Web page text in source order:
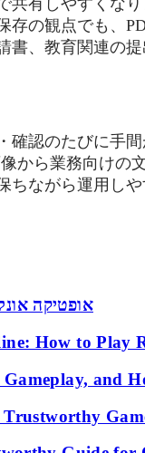
の観点でも、
、教育関連の提
確認のたびに手
から業務向け
ながら運用しや
אופטיקה
How to Play
and